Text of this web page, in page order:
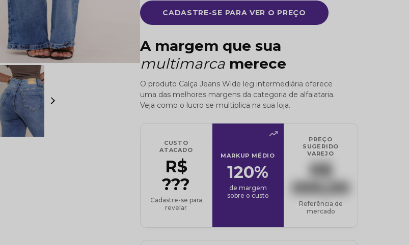
CADASTRE-SE PARA VER O PREÇO
A margem que sua
multimarca merece
O produto Calça Jeans Wide leg intermediária oferece
uma das melhores margens da categoria de alfaiataria.
Veja como o lucro se multiplica na sua loja.
CUSTO
ATACADO
R$
???
Cadastre-se para
revelar
MARKUP MÉDIO
120%
de margem
sobre o custo
PREÇO
SUGERIDO
VAREJO
R$
000,00
Referência de
mercado